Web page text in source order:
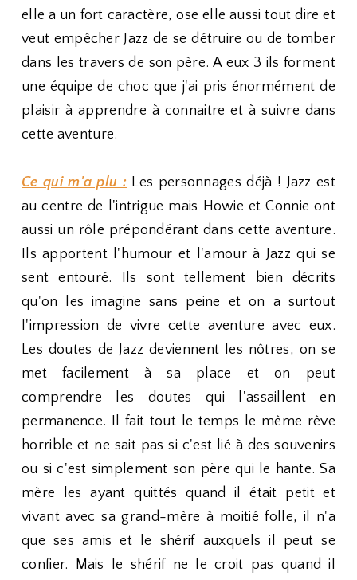
elle a un fort caractère, ose elle aussi tout dire et
veut empêcher Jazz de se détruire ou de tomber
dans les travers de son père. A eux 3 ils forment
une équipe de choc que j'ai pris énormément de
plaisir à apprendre à connaitre et à suivre dans
cette aventure.
Ce qui m'a plu : Les personnages déjà ! Jazz est
au centre de l'intrigue mais Howie et Connie ont
aussi un rôle prépondérant dans cette aventure.
Ils apportent l'humour et l'amour à Jazz qui se
sent entouré. Ils sont tellement bien décrits
qu'on les imagine sans peine et on a surtout
l'impression de vivre cette aventure avec eux.
Les doutes de Jazz deviennent les nôtres, on se
met facilement à sa place et on peut
comprendre les doutes qui l'assaillent en
permanence. Il fait tout le temps le même rêve
horrible et ne sait pas si c'est lié à des souvenirs
ou si c'est simplement son père qui le hante. Sa
mère les ayant quittés quand il était petit et
vivant avec sa grand-mère à moitié folle, il n'a
que ses amis et le shérif auxquels il peut se
confier. Mais le shérif ne le croit pas quand il